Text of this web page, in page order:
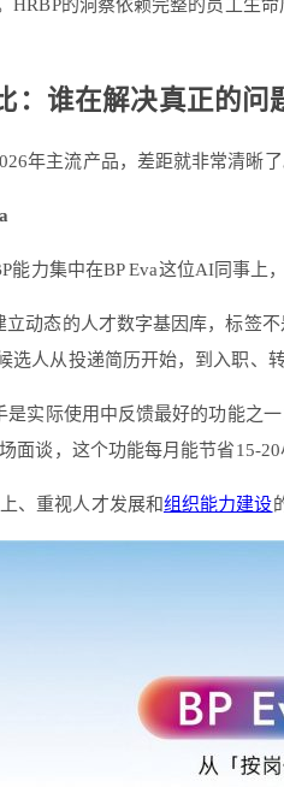
HRBP的洞察依赖完整的员工生
：谁在解决真正的问
年主流产品，差距就非常清晰了
能力集中在BP Eva这位AI同事上
立动态的人才数字基因库，标签
人从投递简历开始，到入职、
是实际使用中反馈最好的功能之
面谈，这个功能每月能节省15-
、重视人才发展和组织能力建设